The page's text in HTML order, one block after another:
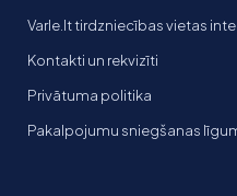
Varle.lt tirdzniecības vietas
Kontakti un rekvizīti
Privātuma politika
Pakalpojumu sniegšanas